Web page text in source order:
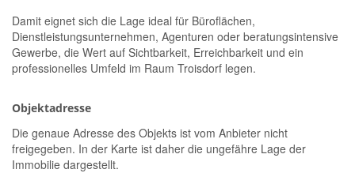
Damit eignet sich die Lage ideal für Büroflächen,
Dienstleistungsunternehmen, Agenturen oder beratungsintensive
Gewerbe, die Wert auf Sichtbarkeit, Erreichbarkeit und ein
professionelles Umfeld im Raum Troisdorf legen.
Objektadresse
Die genaue Adresse des Objekts ist vom Anbieter nicht
freigegeben. In der Karte ist daher die ungefähre Lage der
Immobilie dargestellt.